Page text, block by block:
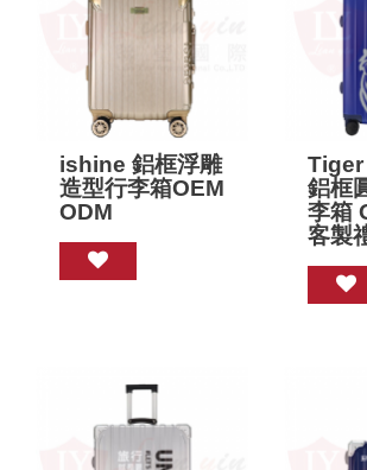
ishine 鋁框浮雕
造型行李箱OEM
ODM
Tiger
鋁框
李箱
客製